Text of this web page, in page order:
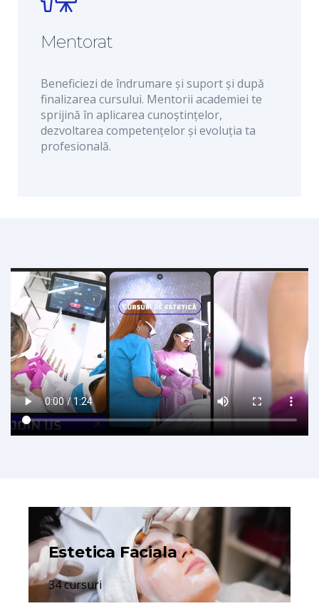
Mentorat
Beneficiezi de îndrumare și suport și după
finalizarea cursului. Mentorii academiei te
sprijină în aplicarea cunoștințelor,
dezvoltarea competențelor și evoluția ta
profesională.
Estetica Faciala
34 cursuri